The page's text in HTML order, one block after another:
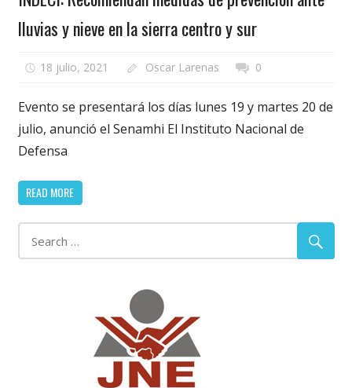
lluvias y nieve en la sierra centro y sur
18 julio, 2021 Oscar Larenas 0
Evento se presentará los días lunes 19 y martes 20 de
julio, anunció el Senamhi El Instituto Nacional de
Defensa
READ MORE